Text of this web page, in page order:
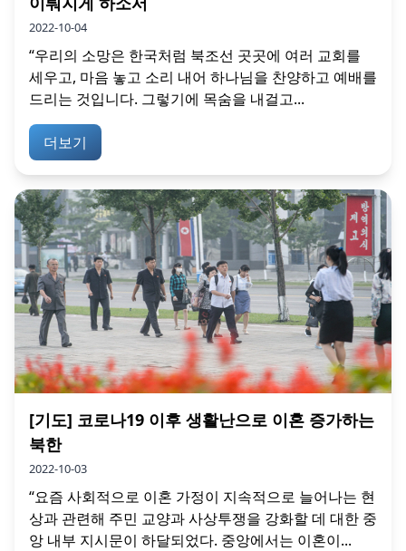
2022-10-04
“우리의 소망은 한국처럼 북조선 곳곳에 여러 교회를
세우고, 마음 놓고 소리 내어 하나님을 찬양하고 예배를
드리는 것입니다. 그렇기에 목숨을 내걸고...
더보기
[기도] 코로나19 이후 생활난으로 이혼 증가하는
북한
2022-10-03
“요즘 사회적으로 이혼 가정이 지속적으로 늘어나는 현
상과 관련해 주민 교양과 사상투쟁을 강화할 데 대한 중
앙 내부 지시문이 하달되었다. 중앙에서는 이혼이...